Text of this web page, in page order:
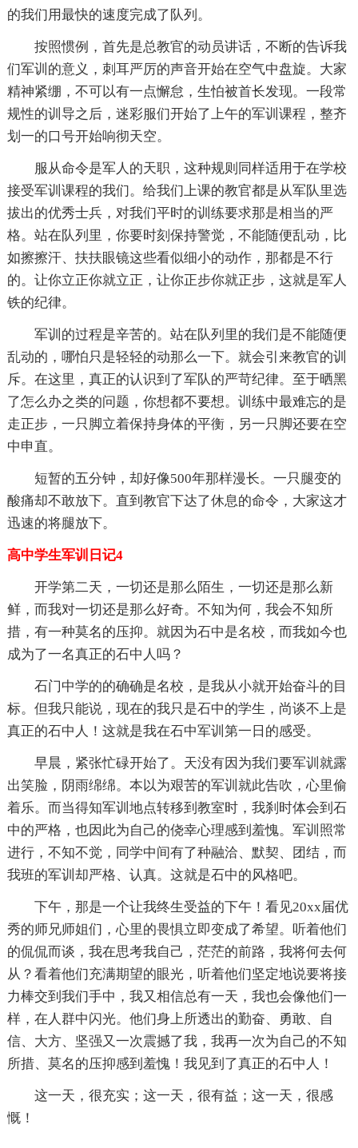
的我们用最快的速度完成了队列。
按照惯例，首先是总教官的动员讲话，不断的告诉我
们军训的意义，刺耳严厉的声音开始在空气中盘旋。大家
精神紧绷，不可以有一点懈怠，生怕被首长发现。一段常
规性的训导之后，迷彩服们开始了上午的军训课程，整齐
划一的口号开始响彻天空。
服从命令是军人的天职，这种规则同样适用于在学校
接受军训课程的我们。给我们上课的教官都是从军队里选
拔出的优秀士兵，对我们平时的训练要求那是相当的严
格。站在队列里，你要时刻保持警觉，不能随便乱动，比
如擦擦汗、扶扶眼镜这些看似细小的动作，那都是不行
的。让你立正你就立正，让你正步你就正步，这就是军人
铁的纪律。
军训的过程是辛苦的。站在队列里的我们是不能随便
乱动的，哪怕只是轻轻的动那么一下。就会引来教官的训
斥。在这里，真正的认识到了军队的严苛纪律。至于晒黑
了怎么办之类的问题，你想都不要想。训练中最难忘的是
走正步，一只脚立着保持身体的平衡，另一只脚还要在空
中申直。
短暂的五分钟，却好像500年那样漫长。一只腿变的
酸痛却不敢放下。直到教官下达了休息的命令，大家这才
迅速的将腿放下。
高中学生军训日记4
开学第二天，一切还是那么陌生，一切还是那么新
鲜，而我对一切还是那么好奇。不知为何，我会不知所
措，有一种莫名的压抑。就因为石中是名校，而我如今也
成为了一名真正的石中人吗？
石门中学的的确确是名校，是我从小就开始奋斗的目
标。但我只能说，现在的我只是石中的学生，尚谈不上是
真正的石中人！这就是我在石中军训第一日的感受。
早晨，紧张忙碌开始了。天没有因为我们要军训就露
出笑脸，阴雨绵绵。本以为艰苦的军训就此告吹，心里偷
着乐。而当得知军训地点转移到教室时，我刹时体会到石
中的严格，也因此为自己的侥幸心理感到羞愧。军训照常
进行，不知不觉，同学中间有了种融洽、默契、团结，而
我班的军训却严格、认真。这就是石中的风格吧。
下午，那是一个让我终生受益的下午！看见20xx届优
秀的师兄师姐们，心里的畏惧立即变成了希望。听着他们
的侃侃而谈，我在思考我自己，茫茫的前路，我将何去何
从？看着他们充满期望的眼光，听着他们坚定地说要将接
力棒交到我们手中，我又相信总有一天，我也会像他们一
样，在人群中闪光。他们身上所透出的勤奋、勇敢、自
信、大方、坚强又一次震撼了我，我再一次为自己的不知
所措、莫名的压抑感到羞愧！我见到了真正的石中人！
这一天，很充实；这一天，很有益；这一天，很感
慨！